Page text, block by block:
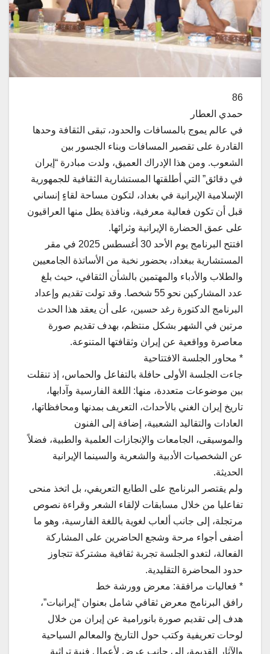
86
حمدي العطار
في عالم يموج بالمسافات والحدود، تبقى الثقافة وحدها
القادرة على تقصير المسافات وبناء الجسور بين
الشعوب. ومن هذا الإدراك العميق، ولدت مبادرة “إيران
في دقائق” التي أطلقتها المستشارية الثقافية للجمهورية
الإسلامية الإيرانية في بغداد، لتكون مساحة لقاءٍ إنساني
قبل أن تكون فعالية معرفية، ونافذة يطل منها العراقيون
على عمق الحضارة الإيرانية وثرائها.
افتتح البرنامج يوم الأحد 30 أغسطس 2025 في مقر
المستشارية ببغداد، بحضور نخبة من الأساتذة الجامعيين
والطلاب والأدباء والمهتمين بالشأن الثقافي، حيث بلغ
عدد المشاركين نحو 55 شخصا. وقد تولت تقديم وإعداد
البرنامج الدكتورة رغد حسين، على أن يعقد هذا الحدث
مرتين في الشهر بشكل منتظم، بهدف تقديم صورة
معاصرة وواقعية عن إيران وثقافتها المتنوعة.
* محاور الجلسة الافتتاحية
جاءت الجلسة الأولى حافلة بالتفاعل والحماس، إذ تنقلت
بين موضوعات متعددة، منها: اللغة الفارسية وآدابها،
تاريخ إيران الغني بالأحداث، التعريف بمدنها ومحافظاتها،
العادات والتقاليد الشعبية، إضافة إلى الفنون
والموسيقى، الجامعات والإنجازات العلمية والطبية، فضلاً
عن الشخصيات الأدبية والشعرية والسينما الإيرانية
الحديثة.
ولم يقتصر البرنامج على الطابع التعريفي، بل اتخذ منحى
تفاعليا من خلال مسابقات لإلقاء الشعر وقراءة نصوص
مرتجلة، إلى جانب ألعاب لغوية باللغة الفارسية، وهو ما
أضفى أجواء مرحة وشجع الحاضرين على المشاركة
الفعالة، لتغدو الجلسة تجربة ثقافية مشتركة تتجاوز
حدود المحاضرة التقليدية.
* فعاليات مرافقة: معرض وورشة خط
رافق البرنامج معرض ثقافي شامل بعنوان “إيرانيات”،
هدف إلى تقديم صورة بانورامية عن إيران من خلال
لوحات تعريفية وكتب حول التاريخ والمعالم السياحية
والآثار القديمة، إلى جانب عرض لأعمال فنية تراثية